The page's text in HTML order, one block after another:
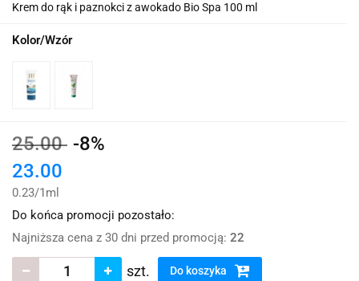
Krem do rąk i paznokci z awokado Bio Spa 100 ml
Kolor/Wzór
25.00 -8%
23.00
0.23/1ml
Do końca promocji pozostało:
Najniższa cena z 30 dni przed promocją: 22
szt. Do koszyka